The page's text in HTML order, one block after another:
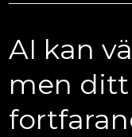
AI kan
men